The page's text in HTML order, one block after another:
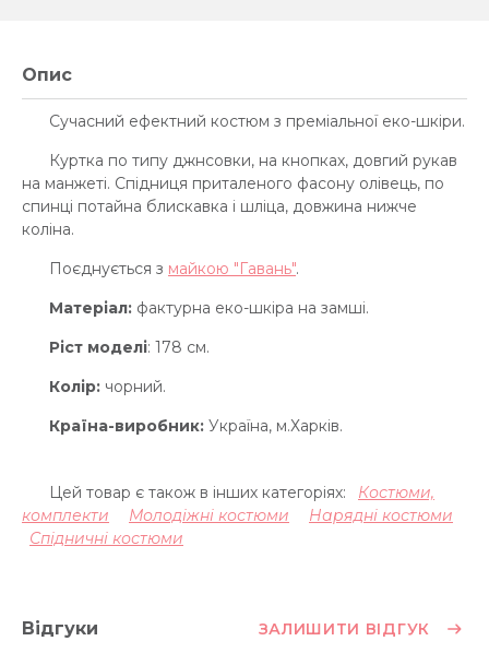
Опис
Сучасний ефектний костюм з преміальної еко-шкіри.
Куртка по типу джнсовки, на кнопках, довгий рукав
на манжеті. Спідниця приталеного фасону олівець, по
спинці потайна блискавка і шліца, довжина нижче
коліна.
Поєднується з майкою "Гавань".
Матеріал: фактурна еко-шкіра на замші.
Ріст моделі: 178 см.
Колір: чорний.
Країна-виробник: Україна, м.Харків.
Цей товар є також в інших категоріях:
Костюми,
комплекти
Молодіжні костюми
Нарядні костюми
Спідничні костюми
Відгуки ЗАЛИШИТИ ВІДГУК